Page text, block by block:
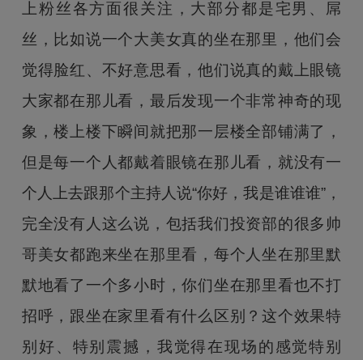
上粉丝各方面很关注，大部分都是宅男、屌
丝，比如说一个大美女真的坐在那里，他们会
觉得脸红、不好意思看，他们说真的戴上眼镜
大家都在那儿看，最后发现一个非常神奇的现
象，楼上楼下瞬间就把那一层楼全部铺满了，
但是每一个人都戴着眼镜在那儿看，就没有一
个人上去跟那个主持人说“你好，我是谁谁谁”，
完全没有人这么说，包括我们投资部的很多帅
哥美女都跑来坐在那里看，每个人坐在那里默
默地看了一个多小时，你们坐在那里看也不打
招呼，跟坐在家里看有什么区别？这个效果特
别好、特别震撼，我觉得在现场的感觉特别